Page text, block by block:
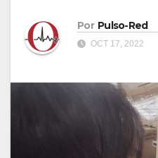
Por Pulso-Red
OCT 17, 2022